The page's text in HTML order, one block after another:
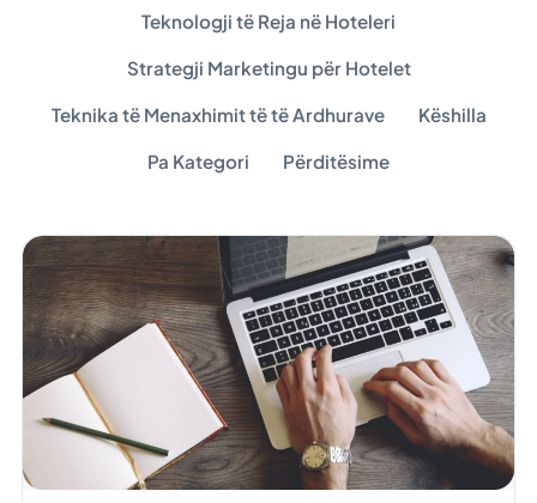
Teknologji të Reja në Hoteleri
Strategji Marketingu për Hotelet
Teknika të Menaxhimit të të Ardhurave Këshilla
Pa Kategori Përditësime